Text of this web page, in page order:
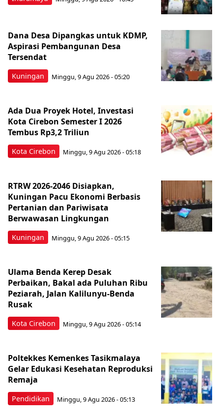
Kuningan
Dana Desa Dipangkas untuk KDMP,
Aspirasi Pembangunan Desa
Tersendat
Minggu, 9 Agu 2026 - 05:20
Kota Cirebon
Ada Dua Proyek Hotel, Investasi
Kota Cirebon Semester I 2026
Tembus Rp3,2 Triliun
Minggu, 9 Agu 2026 - 05:18
Kuningan
RTRW 2026-2046 Disiapkan,
Kuningan Pacu Ekonomi Berbasis
Pertanian dan Pariwisata
Berwawasan Lingkungan
Minggu, 9 Agu 2026 - 05:15
Kota Cirebon
Ulama Benda Kerep Desak
Perbaikan, Bakal ada Puluhan Ribu
Peziarah, Jalan Kalilunyu-Benda
Rusak
Minggu, 9 Agu 2026 - 05:14
Pendidikan
Poltekkes Kemenkes Tasikmalaya
Gelar Edukasi Kesehatan Reproduksi
Remaja
Minggu, 9 Agu 2026 - 05:13